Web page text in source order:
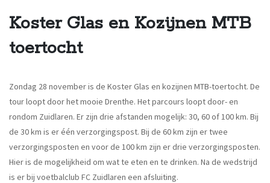
Koster Glas en Kozijnen MTB
toertocht
Zondag 28 november is de Koster Glas en kozijnen MTB-toertocht. De
tour loopt door het mooie Drenthe. Het parcours loopt door- en
rondom Zuidlaren. Er zijn drie afstanden mogelijk: 30, 60 of 100 km. Bij
de 30 km is er één verzorgingspost. Bij de 60 km zijn er twee
verzorgingsposten en voor de 100 km zijn er drie verzorgingsposten.
Hier is de mogelijkheid om wat te eten en te drinken. Na de wedstrijd
is er bij voetbalclub FC Zuidlaren een afsluiting.